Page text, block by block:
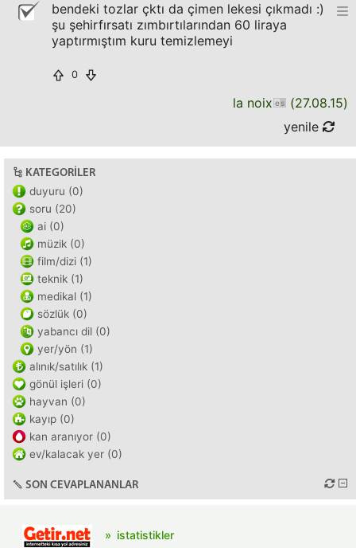
bendeki tozlar çktı da çimen lekesi çıkmadı :)
şu şehirfırsatı zımbırtılarından 60 liraya
yaptırmıştım kuru temizlemeyi
0
la noix (27.08.15)
yenile
KATEGORILER
duyuru (0)
soru (20)
ai (0)
müzik (0)
film/dizi (1)
teknik (1)
medikal (1)
sözlük (0)
yabancı dil (0)
yer/yön (1)
alınık/satılık (1)
gönül işleri (0)
hayvan (0)
kayıp (0)
kan aranıyor (0)
ev/kalacak yer (0)
SON CEVAPLANANLAR
istatistikler